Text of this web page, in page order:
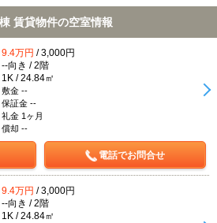
不動産会社から
TOP
賃貸物件の空室情報
9.4万円 / 3,000円
--向き / 2階
1K / 24.84㎡
敷金 --
保証金 --
礼金 1ヶ月
償却 --
電話でお問合せ
9.4万円 / 3,000円
--向き / 2階
1K / 24.84㎡